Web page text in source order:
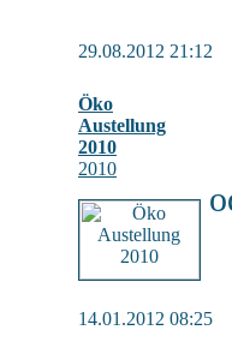
29.08.2012 21:12
Öko
Austellung
2010
2010
14.01.2012 08:25